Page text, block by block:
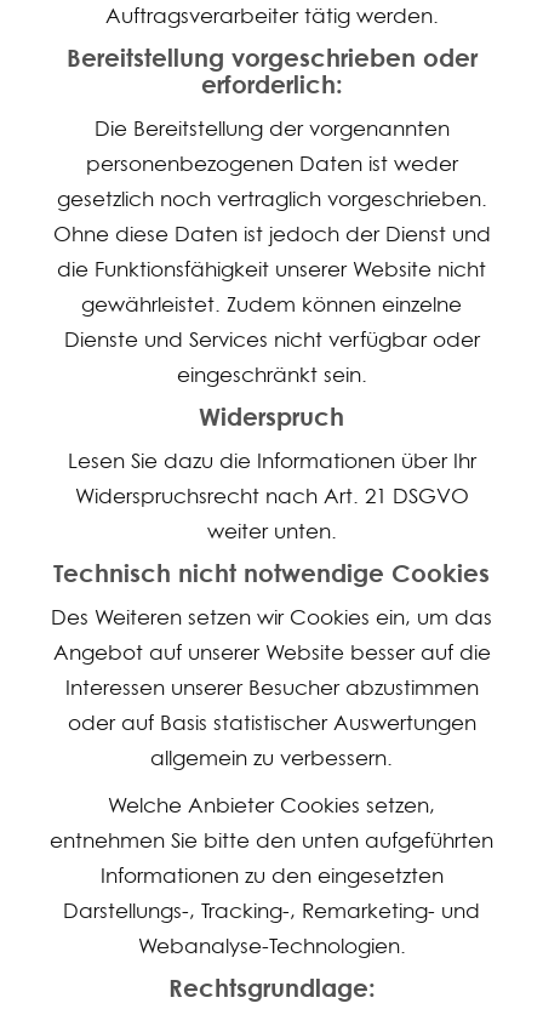
Auftragsverarbeiter tätig werden.
Bereitstellung vorgeschrieben oder
erforderlich:
Die Bereitstellung der vorgenannten
personenbezogenen Daten ist weder
gesetzlich noch vertraglich vorgeschrieben.
Ohne diese Daten ist jedoch der Dienst und
die Funktionsfähigkeit unserer Website nicht
gewährleistet. Zudem können einzelne
Dienste und Services nicht verfügbar oder
eingeschränkt sein.
Widerspruch
Lesen Sie dazu die Informationen über Ihr
Widerspruchsrecht nach Art. 21 DSGVO
weiter unten.
Technisch nicht notwendige Cookies
Des Weiteren setzen wir Cookies ein, um das
Angebot auf unserer Website besser auf die
Interessen unserer Besucher abzustimmen
oder auf Basis statistischer Auswertungen
allgemein zu verbessern.
Welche Anbieter Cookies setzen,
entnehmen Sie bitte den unten aufgeführten
Informationen zu den eingesetzten
Darstellungs-, Tracking-, Remarketing- und
Webanalyse-Technologien.
Rechtsgrundlage: